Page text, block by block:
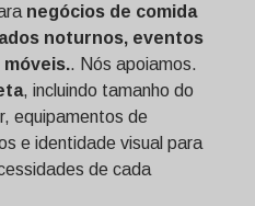
negócios de comida
noturnos, eventos
. Nós apoiamos.
, incluindo tamanho do
equipamentos de
e identidade visual para
de cada